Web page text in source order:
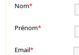
Nom*
Prénom*
Email*